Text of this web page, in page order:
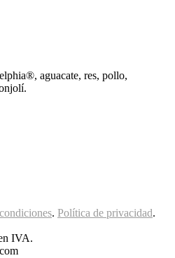
aguacate, res, pollo,
. Política de privacidad.
IVA.